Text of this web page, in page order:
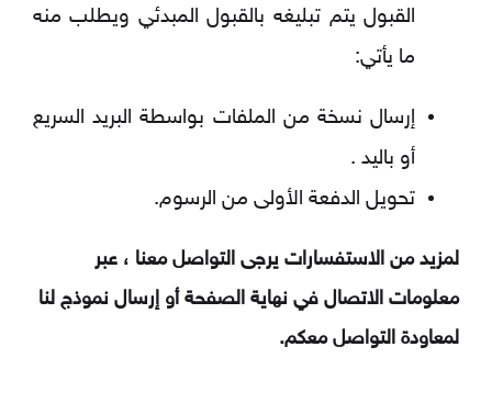
القبول يتم تبليغه بالقبول المبدئي ويطلب منه
ما يأتي:
إرسال نسخة من الملفات بواسطة البريد السريع
أو باليد .
تحويل الدفعة الأولى من الرسوم.
لمزيد من الاستفسارات يرجى التواصل معنا ، عبر
معلومات الاتصال في نهاية الصفحة أو إرسال نموذج لنا
لمعاودة التواصل معكم.